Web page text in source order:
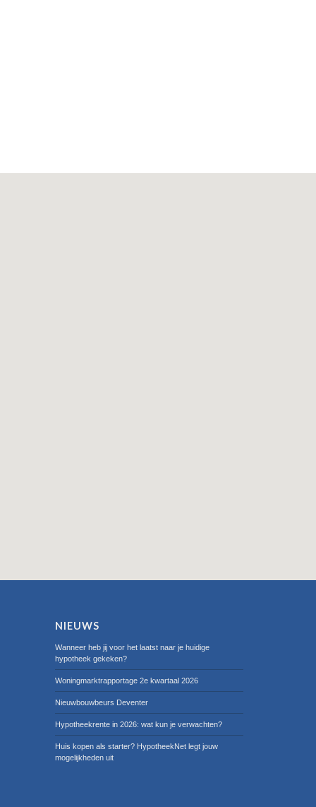
NIEUWS
Wanneer heb jij voor het laatst naar je huidige
hypotheek gekeken?
Woningmarktrapportage 2e kwartaal 2026
Nieuwbouwbeurs Deventer
Hypotheekrente in 2026: wat kun je verwachten?
Huis kopen als starter? HypotheekNet legt jouw
mogelijkheden uit